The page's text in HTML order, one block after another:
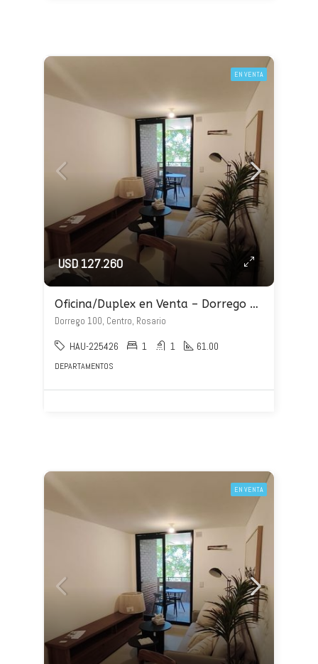
EN VENTA
USD 127.260
Oficina/Duplex en Venta – Dorrego 100
Dorrego 100, Centro, Rosario
HAU-225426 1 1 61.00
DEPARTAMENTOS
EN VENTA